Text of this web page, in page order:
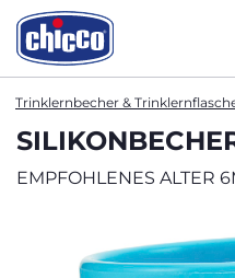
Trinklernbecher &
EMPFOHLENES ALTER